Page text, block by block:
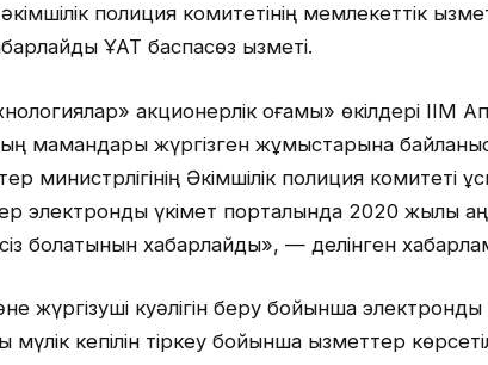
полиция комитетінің мемлекеттік
ҰАТ баспасөз қызметі.
акционерлік қоғамы» өкілдері ІІМ
мамандары жүргізген жұмыстарына
министрлігінің Әкімшілік полиция комитеті
электрондық үкімет порталында 2020 жылы
болатынын хабарлайды», — делінген
жүргізуші куәлігін беру бойынша
кепілін тіркеу бойынша қызметтер